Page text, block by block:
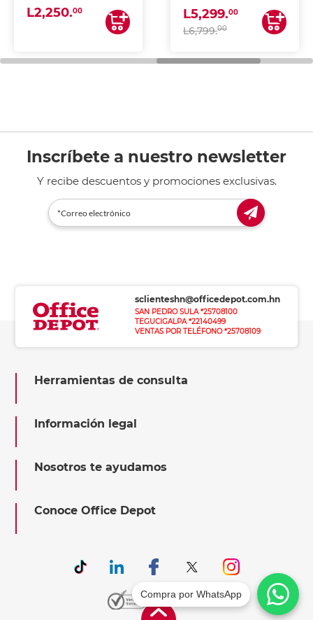
L2,250.00
ESCANEA)
L5,299.00
L6,799.00
Inscríbete a nuestro newsletter
Y recibe descuentos y promociones exclusivas.
sclienteshn@officedepot.com.hn
SAN PEDRO SULA *25708100
TEGUCIGALPA *22140499
VENTAS POR TELÉFONO *25708109
Herramientas de consulta
Información legal
Nosotros te ayudamos
Conoce Office Depot
Compra por WhatsApp